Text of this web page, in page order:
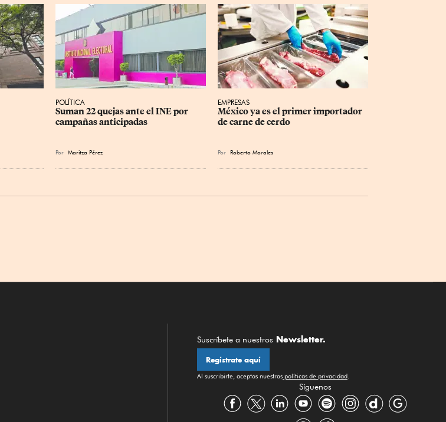
POLÍTICA
Suman 22 quejas ante el INE por
campañas anticipadas
Por Maritza Pérez
EMPRESAS
México ya es el primer importador
de carne de cerdo
Por Roberto Morales
Suscríbete a nuestros Newsletter.
Regístrate aquí
Al suscribirte, aceptas nuestras políticas de privacidad.
Síguenos